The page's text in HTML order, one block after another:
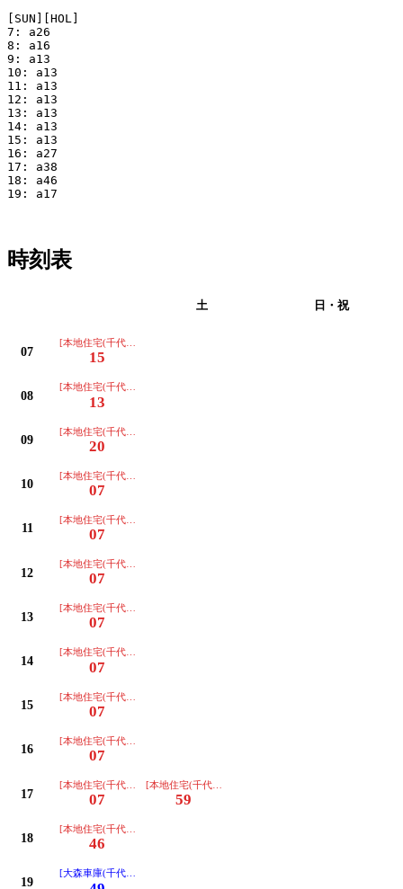
[SUN][HOL]
7: a26
8: a16
9: a13
10: a13
11: a13
12: a13
13: a13
14: a13
15: a13
16: a27
17: a38
18: a46
19: a17
時刻表
土 日・祝
07
[本地住宅(千代田経由ノンステップ)]
15
08
[本地住宅(千代田経由ノンステップ)]
13
09
[本地住宅(千代田経由ノンステップ)]
20
10
[本地住宅(千代田経由ノンステップ)]
07
11
[本地住宅(千代田経由ノンステップ)]
07
12
[本地住宅(千代田経由ノンステップ)]
07
13
[本地住宅(千代田経由ノンステップ)]
07
14
[本地住宅(千代田経由ノンステップ)]
07
15
[本地住宅(千代田経由ノンステップ)]
07
16
[本地住宅(千代田経由ノンステップ)]
07
17
[本地住宅(千代田経由ノンステップ)]
07
[本地住宅(千代田経由ノンステップ)]
59
18
[本地住宅(千代田経由ノンステップ)]
46
19
[大森車庫(千代田経由ノンステップ)]